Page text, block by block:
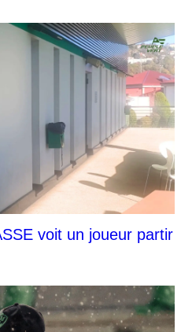
voit un joueur partir